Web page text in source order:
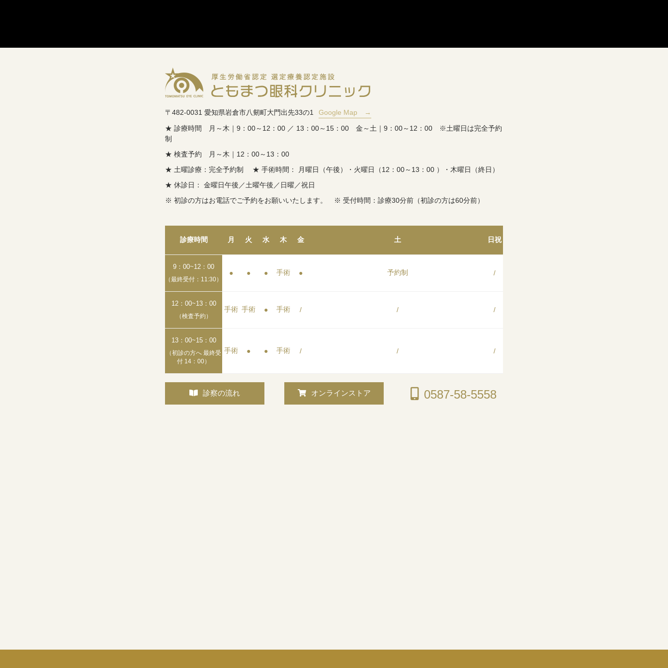
〒482-0031 愛知県岩倉市八剱町大門出先33の1
Google Map →
★ 診療時間 月～木｜9：00～12：00 ／ 13：00～15：00 金～土｜9：00～12：00 ※土曜日は完全予約
制
★ 検査予約 月～木｜12：00～13：00
★ 土曜診療：完全予約制 ★ 手術時間： 月曜日（午後）・火曜日（12：00～13：00 ）・木曜日（終日）
★ 休診日： 金曜日午後／土曜午後／日曜／祝日
※ 初診の方はお電話でご予約をお願いいたします。 ※ 受付時間：診療30分前（初診の方は60分前）
診療時間 月 火 水 木 金 土 日祝
9：00~12：00
（最終受付：11:30）
● ● ● 手術 ● 予約制 /
12：00~13：00
（検査予約）
手術 手術 ● 手術 / / /
13：00~15：00
（初診の方へ 最終受
付 14：00）
手術 ● ● 手術 / / /
診察の流れ オンラインストア 0587-58-5558